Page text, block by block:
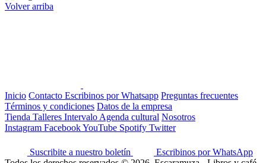
Volver arriba
Inicio Contacto Escribinos por Whatsapp Preguntas frecuentes
Términos y condiciones Datos de la empresa
Tienda Talleres Intervalo Agenda cultural Nosotros
Instagram FacebookYouTube Spotify Twitter
Suscribite a nuestro boletín
Escribinos por WhatsApp